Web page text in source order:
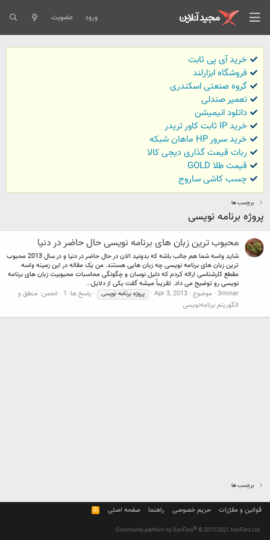
ورود عضویت
خرید آی پی ثابت
فروشگاه ابزارلند
گروه صنعتی اسکندری
تعمیر صندلی
داتلود انیمیشن
خرید IP ثابت کاور تریدر
خرید سرور HP ماهان شبکه
ربات قیمت گذاری دیجی کالا
قیمت طلا GOLD
چسب کاشی ساروج
برچسب ها
پروژه برنامه نویسی
محبوب ترین زبان های برنامه نویسی حال حاضر در دنیا
شاید واسه شما هم جالب باشه که بدونید الان در حال حاضر در دنیا و در سال 2013 محبوب
ترین زبان های برنامه نویسی چه زبان هایی هستند. من یک مقاله در این زمینه واسه
مقطع کارشناسی ارائه کردم که دلیل نوسان و چگونگی محاسبات محبوبیت زبان های برنامه
نویسی رو توضیح می داد. تقریباً میشه گفت یکی از دلایل...
3minar موضوع Apr 3, 2013 پروژه برنامه نویسی پاسخ ها: 1 انجمن: منطق و
الگوریتم برنامه‌نویسی
برچسب ها
قوانین و مقرّرات حریم خصوصی راهنما صفحه اصلی
R
S
Community platform by XenForo® © 2010-2021 XenForo Ltd.